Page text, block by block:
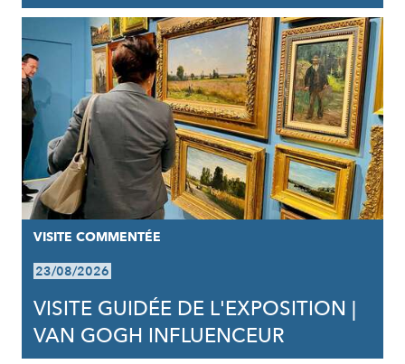
VISITE COMMENTÉE
23/08/2026
VISITE GUIDÉE DE L'EXPOSITION |
VAN GOGH INFLUENCEUR